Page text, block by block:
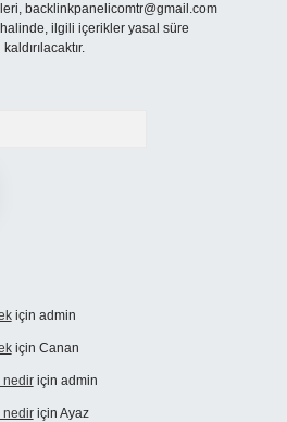
backlinkpanelicomtr@gmail.com
ilgili içerikler yasal süre
için admin
için Canan
nediriçin admin
nediriçin Ayaz